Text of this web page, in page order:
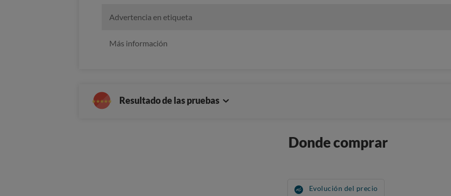
Advertencia en etiqueta
Más información
Resultado de las pruebas
Donde comprar
Evolución del precio